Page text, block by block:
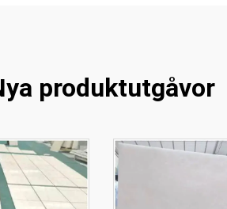
produktutgåvor